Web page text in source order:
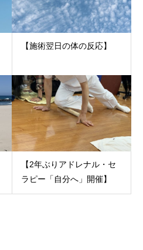
【施術翌日の体の反応】
【2年ぶりアドレナル・セ
ラピー「自分へ」開催】